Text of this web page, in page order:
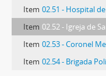
Item 02.51 - Hospital
Item 02.52 - Igreja de
Item 02.53 - Coronel
Item 02.54 - Brigada